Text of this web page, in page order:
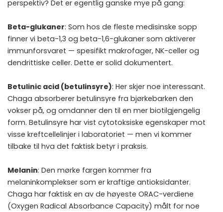
perspektiv? Det er egentlig ganske mye på gang:
Beta-glukaner: Som hos de fleste medisinske sopp
finner vi beta-1,3 og beta-1,6-glukaner som aktiverer
immunforsvaret — spesifikt makrofager, NK-celler og
dendrittiske celler. Dette er solid dokumentert.
Betulinic acid (betulinsyre): Her skjer noe interessant.
Chaga absorberer betulinsyre fra bjørkebarken den
vokser på, og omdanner den til en mer biotilgjengelig
form. Betulinsyre har vist cytotoksiske egenskaper mot
visse kreftcellelinjer i laboratoriet — men vi kommer
tilbake til hva det faktisk betyr i praksis.
Melanin: Den mørke fargen kommer fra
melaninkomplekser som er kraftige antioksidanter.
Chaga har faktisk en av de høyeste ORAC-verdiene
(Oxygen Radical Absorbance Capacity) målt for noe